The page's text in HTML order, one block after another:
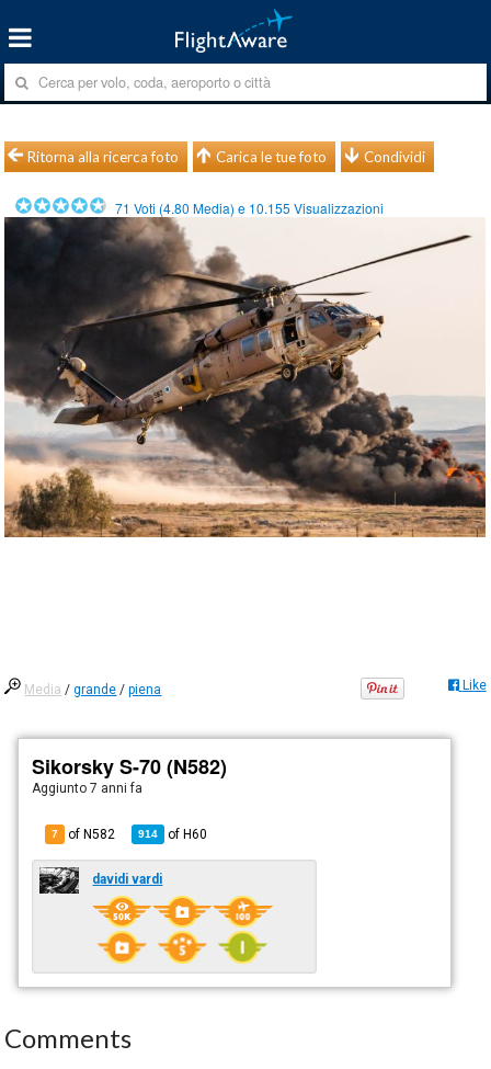
Ritorna alla ricerca foto Carica le tue foto Condividi
71 Voti (4.80 Media) e 10.155 Visualizzazioni
Media /grande /piena Like
Sikorsky S-70 (N582)
Aggiunto7 anni fa
7 of N582 914 ofH60
davidi vardi
Comments